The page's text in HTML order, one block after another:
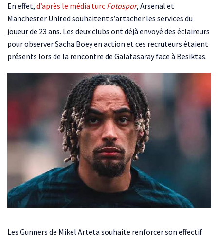
En effet, d’après le média turc Fotospor, Arsenal et
Manchester United souhaitent s’attacher les services du
joueur de 23 ans. Les deux clubs ont déjà envoyé des éclaireurs
pour observer Sacha Boey en action et ces recruteurs étaient
présents lors de la rencontre de Galatasaray face à Besiktas.
Les Gunners de Mikel Arteta souhaite renforcer son effectif